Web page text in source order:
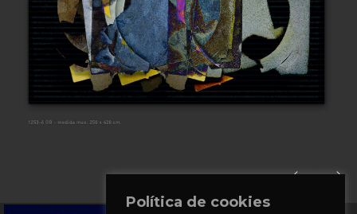
Política de cookies